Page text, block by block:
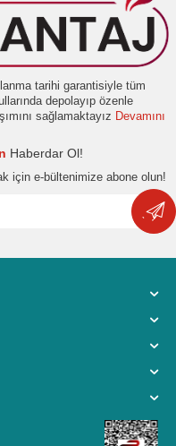
tarihi garantisiyle tüm
depolayıp özenle
sağlamaktayız Devamını
Haberdar Ol!
için e-bültenimize abone olun!